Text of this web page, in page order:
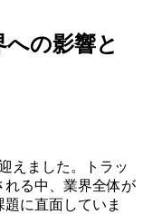
への影響と
えました。トラッ
れる中、業界全体が
に直面していま